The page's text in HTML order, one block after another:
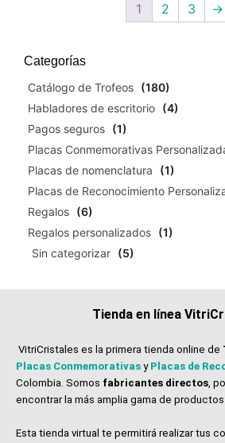
1 2 3 →
Categorías
Catálogo de Trofeos (180)
Habladores de escritorio (4)
Pagos seguros (1)
Placas Conmemorativas
Placas de nomenclatura
(1)
Placas de Reconocimiento
Regalos (6)
Regalos personalizados (1)
Sin categorizar (5)
Tienda en línea
VitriCristales es la primera tienda online de
Placas Conmemorativas y Placas de
Colombia. Somos fabricantes directos,
encontrar la más amplia gama de
Esta tienda virtual te permitirá realizar tus